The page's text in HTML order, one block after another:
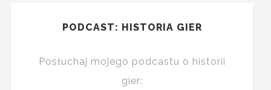
PODCAST: HISTORIA GIER
Posłuchaj mojego podcastu o historii
gier: